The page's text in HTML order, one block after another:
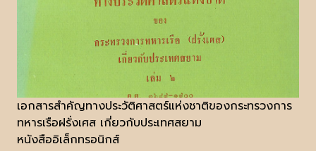
เอกสารสำคัญทางประวัติศาสตร์แห่งชาติของกระทรวงการ
ทหารเรือฝรั่งเศส เกี่ยวกับประเทศสยาม
หนังสืออิเล็กทรอนิกส์